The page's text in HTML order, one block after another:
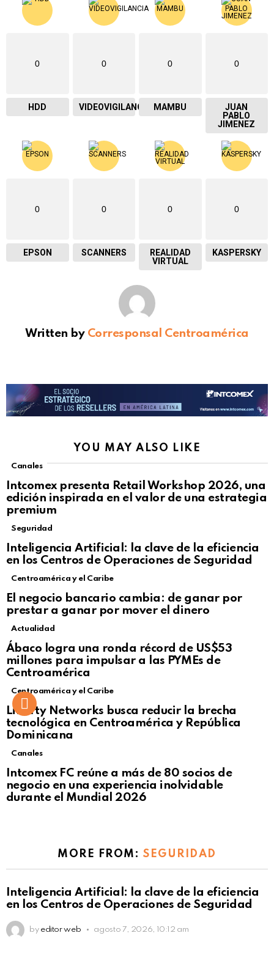
0
HDD
0
VIDEOVIGILANCIA
0
MAMBU
0
JUAN
PABLO
JIMENEZ
0
EPSON
0
SCANNERS
0
REALIDAD
VIRTUAL
0
KASPERSKY
Written by Corresponsal Centroamérica
YOU MAY ALSO LIKE
Canales
Intcomex presenta Retail Workshop 2026, una
edición inspirada en el valor de una estrategia
premium
Seguridad
Inteligencia Artificial: la clave de la eficiencia
en los Centros de Operaciones de Seguridad
Centroamérica y el Caribe
El negocio bancario cambia: de ganar por
prestar a ganar por mover el dinero
Not Safe For Work
Click to view this post
Actualidad
Ábaco logra una ronda récord de US$53
millones para impulsar a las PYMEs de
Centroamérica
Centroamérica y el Caribe
Liberty Networks busca reducir la brecha
tecnológica en Centroamérica y República
Dominicana
Canales
Intcomex FC reúne a más de 80 socios de
negocio en una experiencia inolvidable
durante el Mundial 2026
MORE FROM:SEGURIDAD
Inteligencia Artificial: la clave de la eficiencia
en los Centros de Operaciones de Seguridad
by editor web agosto 7, 2026, 10:12 am